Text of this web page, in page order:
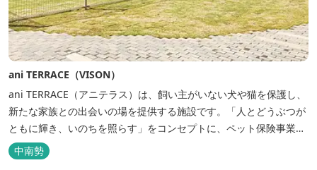
ani TERRACE（VISON）
ani TERRACE（アニテラス）は、飼い主がいない犬や猫を保護し、
新たな家族との出会いの場を提供する施設です。「人とどうぶつが
ともに輝き、いのちを照らす」をコンセプトに、ペット保険事業を
行うアニコムグループが運営します。また、本施設では、飼い主様
と一緒にVISONへ訪れたペットを一時的にお預かりするペットホテ
中南勢